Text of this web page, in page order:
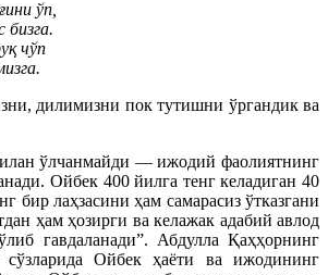
ўп,
бизга.
чўп
дилимизни пок тутишни ўргандик ва
ўлчанмайди — ижодий фаолиятнинг
Ойбек 400 йилга тенг келадиган 40
бир лаҳзасини ҳам самарасиз ўтказгани
ҳам ҳозирги ва келажак адабий авлод
гавдаланади”. Абдулла Қаҳҳорнинг
сўзларида Ойбек ҳаёти ва ижодининг